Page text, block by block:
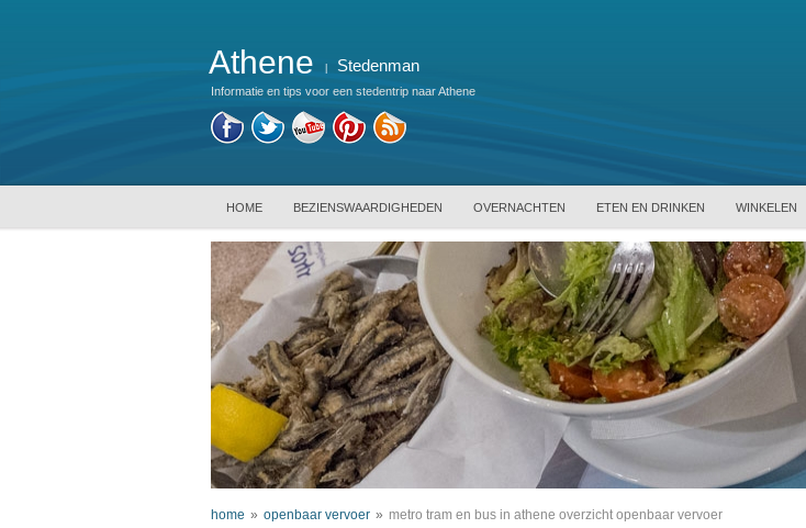
Athene Stedenman
Informatie en tips voor een stedentrip naar Athene
HOME BEZIENSWAARDIGHEDEN OVERNACHTEN ETEN EN DRINKEN WINKELEN
home » openbaar vervoer » metro tram en bus in athene overzicht openbaar vervoer